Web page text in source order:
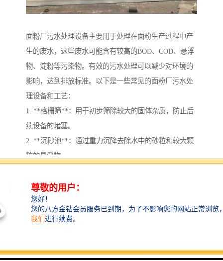
面粉厂污水处理设备主要用于处理在面粉生产过程中产
生的废水，这些废水可能含有较高的BOD、COD、悬浮
物、淀粉等污染物。有效的污水处理可以减少对环境的
影响，达到排放标准。以下是一些常见的面粉厂污水处
理设备和工艺：
1. **格栅筛**：用于初步筛除较大的固体杂质，防止后
续设备的堵塞。
2. **沉砂池**：通过重力沉降去除水中的砂粒和较大颗
粒的悬浮物。
处理工艺的稳定性。
4. **生物反应器**：可以采用活性污泥法、序批式反应
器(SBR)等，以降解废水中的有机物。